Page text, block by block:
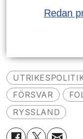
Redan
FÖRSVAR
RYSSLAND